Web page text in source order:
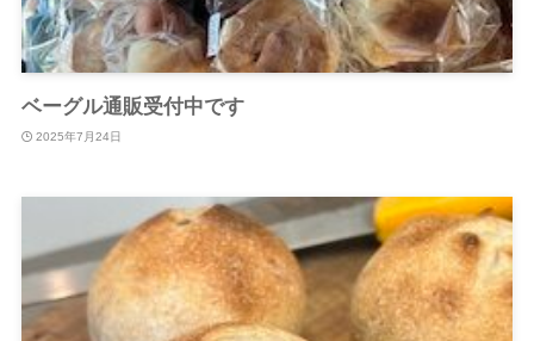
ベーグル通販受付中です
2025年7月24日